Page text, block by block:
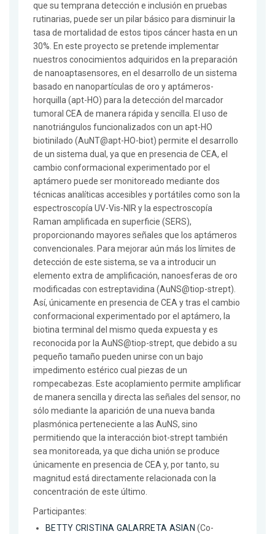
que su temprana detección e inclusión en pruebas
rutinarias, puede ser un pilar básico para disminuir la
tasa de mortalidad de estos tipos cáncer hasta en un
30%. En este proyecto se pretende implementar
nuestros conocimientos adquiridos en la preparación
de nanoaptasensores, en el desarrollo de un sistema
basado en nanopartículas de oro y aptámeros-
horquilla (apt-HO) para la detección del marcador
tumoral CEA de manera rápida y sencilla. El uso de
nanotriángulos funcionalizados con un apt-HO
biotinilado (AuNT@apt-HO-biot) permite el desarrollo
de un sistema dual, ya que en presencia de CEA, el
cambio conformacional experimentado por el
aptámero puede ser monitoreado mediante dos
técnicas analíticas accesibles y portátiles como son la
espectroscopía UV-Vis-NIR y la espectroscopía
Raman amplificada en superficie (SERS),
proporcionando mayores señales que los aptámeros
convencionales. Para mejorar aún más los límites de
detección de este sistema, se va a introducir un
elemento extra de amplificación, nanoesferas de oro
modificadas con estreptavidina (AuNS@tiop-strept).
Así, únicamente en presencia de CEA y tras el cambio
conformacional experimentado por el aptámero, la
biotina terminal del mismo queda expuesta y es
reconocida por la AuNS@tiop-strept, que debido a su
pequeño tamaño pueden unirse con un bajo
impedimento estérico cual piezas de un
rompecabezas. Este acoplamiento permite amplificar
de manera sencilla y directa las señales del sensor, no
sólo mediante la aparición de una nueva banda
plasmónica perteneciente a las AuNS, sino
permitiendo que la interacción biot-strept también
sea monitoreada, ya que dicha unión se produce
únicamente en presencia de CEA y, por tanto, su
magnitud está directamente relacionada con la
concentración de este último.
Participantes:
BETTY CRISTINA GALARRETA ASIAN (Co-